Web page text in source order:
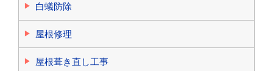
白蟻防除
屋根修理
屋根葺き直し工事